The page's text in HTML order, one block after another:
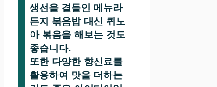
생선을 곁들인 메뉴라
든지 볶음밥 대신 퀴노
아 볶음을 해보는 것도
좋습니다.
또한 다양한 향신료를
활용하여 맛을 더하는